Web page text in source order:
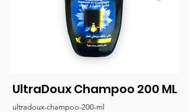
UltraDoux Champoo 200 ML
ultradoux-champoo-200-ml